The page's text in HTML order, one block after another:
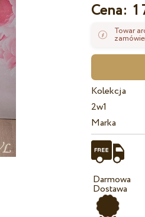
Cena:1
Towar
Kolekcja
2w1
Marka
Darmowa
Dostawa